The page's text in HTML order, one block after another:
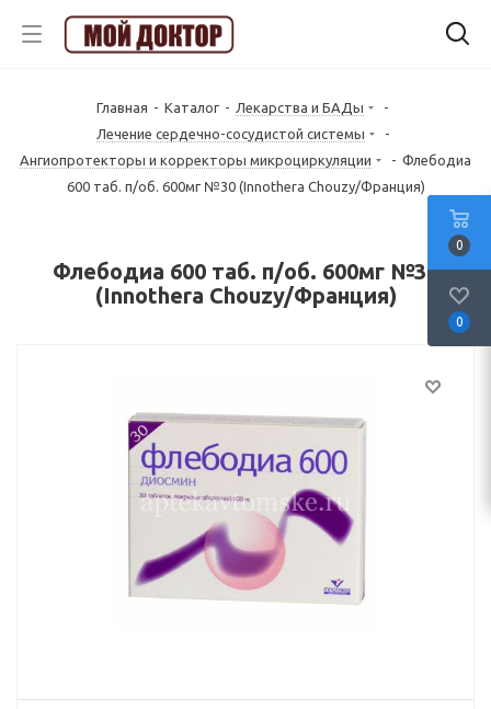
Главная - Каталог - Лекарства и БАДы
-
Лечение сердечно-сосудистой системы
-
Ангиопротекторы и корректоры микроциркуляции
- Флебодиа
600 таб. п/об. 600мг №30 (Innothera Chouzy/Франция)
Флебодиа 600 таб. п/об. 600мг №30
(Innothera Chouzy/Франция)
0
0